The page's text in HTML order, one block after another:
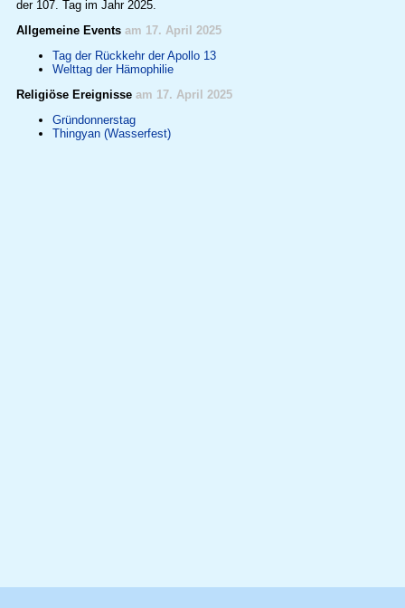
der 107. Tag im Jahr 2025.
Allgemeine Events am 17. April 2025
Tag der Rückkehr der Apollo 13
Welttag der Hämophilie
Religiöse Ereignisse am 17. April 2025
Gründonnerstag
Thingyan (Wasserfest)